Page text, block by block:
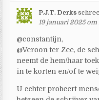
P.J.T. Derks
19 januari 2025 om
@constantijn,
@Veroon ter Zee, de
neemt de hem/haar
in te korten en/of te
U echter probeert